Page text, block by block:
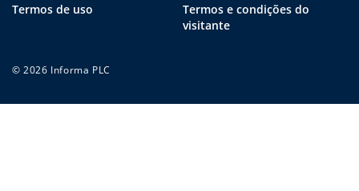
Termos de uso
Termos e condições do
visitante
© 2026 Informa PLC